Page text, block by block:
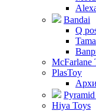
Bandai
Q
McFarlane
PlasToy
Hiya Toys